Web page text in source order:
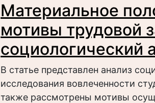
Материальное
мотивы трудовой
социологический
В статье представлен анализ
исследования вовлеченности
также рассмотрены мотивы